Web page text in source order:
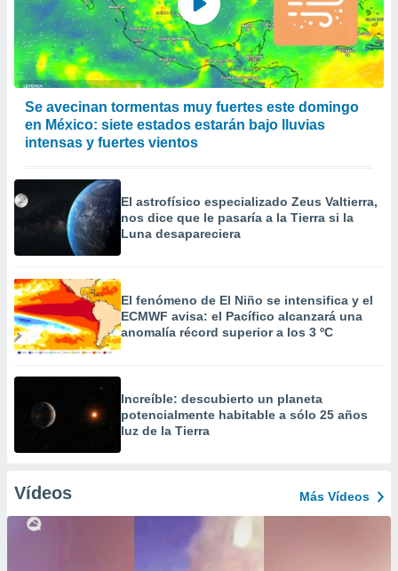
Se avecinan tormentas muy fuertes este domingo
en México: siete estados estarán bajo lluvias
intensas y fuertes vientos
El astrofísico especializado Zeus Valtierra,
nos dice que le pasaría a la Tierra si la
Luna desapareciera
El fenómeno de El Niño se intensifica y el
ECMWF avisa: el Pacífico alcanzará una
anomalía récord superior a los 3 ºC
Increíble: descubierto un planeta
potencialmente habitable a sólo 25 años
luz de la Tierra
Vídeos Más Vídeos